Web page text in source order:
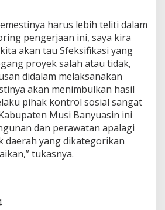
l
i
a
s
n
y
a
harus lebih teliti dalam
pengerjaan ini, saya kira
akan tau Sfeksifikasi yang
proyek salah atau tidak,
didalam melaksanakan
akan menimbulkan hasil
pihak kontrol sosial sangat
Musi Banyuasin ini
dan perawatan apalagi
daerah yang dikategorikan
tukasnya.